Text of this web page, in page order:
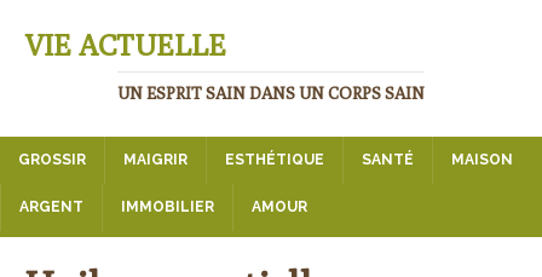
VIE ACTUELLE
UN ESPRIT SAIN DANS UN CORPS SAIN
GROSSIR MAIGRIR ESTHÉTIQUE SANTÉ MAISON
ARGENT IMMOBILIER AMOUR